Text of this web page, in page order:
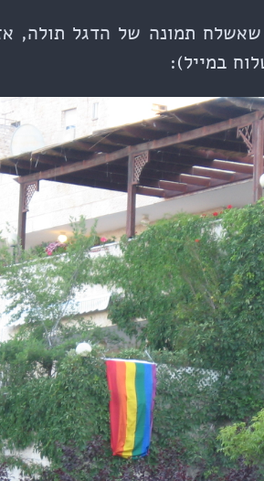
תמונה של הדגל תולה,
במייל):